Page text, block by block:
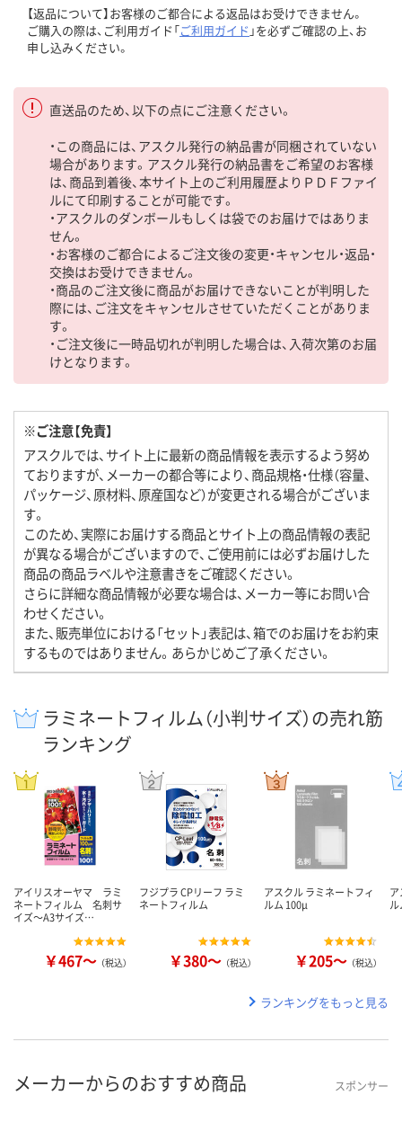
【返品について】お客様のご都合による返品はお受けできません。
ご購入の際は、ご利用ガイド「ご利用ガイド 」を必ずご確認の上、お
申し込みください。
直送品のため、以下の点にご注意ください。
・この商品には、アスクル発行の納品書が同梱されていない
場合があります。アスクル発行の納品書をご希望のお客様
は、商品到着後、本サイト上のご利用履歴よりＰＤＦファイ
ルにて印刷することが可能です。
・アスクルのダンボールもしくは袋でのお届けではありま
せん。
・お客様のご都合によるご注文後の変更・キャンセル・返品・
交換はお受けできません。
・商品のご注文後に商品がお届けできないことが判明した
際には、ご注文をキャンセルさせていただくことがありま
す。
・ご注文後に一時品切れが判明した場合は、入荷次第のお届
けとなります。
※ご注意【免責】
アスクルでは、サイト上に最新の商品情報を表示するよう努め
ておりますが、メーカーの都合等により、商品規格・仕様（容量、
パッケージ、原材料、原産国など）が変更される場合がございま
す。
このため、実際にお届けする商品とサイト上の商品情報の表記
が異なる場合がございますので、ご使用前には必ずお届けした
商品の商品ラベルや注意書きをご確認ください。
さらに詳細な商品情報が必要な場合は、メーカー等にお問い合
わせください。
また、販売単位における「セット」表記は、箱でのお届けをお約束
するものではありません。あらかじめご了承ください。
ラミネートフィルム（小判サイズ）の売れ筋
ランキング
アイリスオーヤマ ラミ
ネートフィルム 名刺サ
イズ～A3サイズ…
￥467～ （税込）
フジプラ CPリーフ ラミ
ネートフィルム
￥380～ （税込）
アスクル ラミネートフィ
ルム 100μ
￥205～ （税込）
ランキングをもっと見る
メーカーからのおすすめ商品 スポンサー